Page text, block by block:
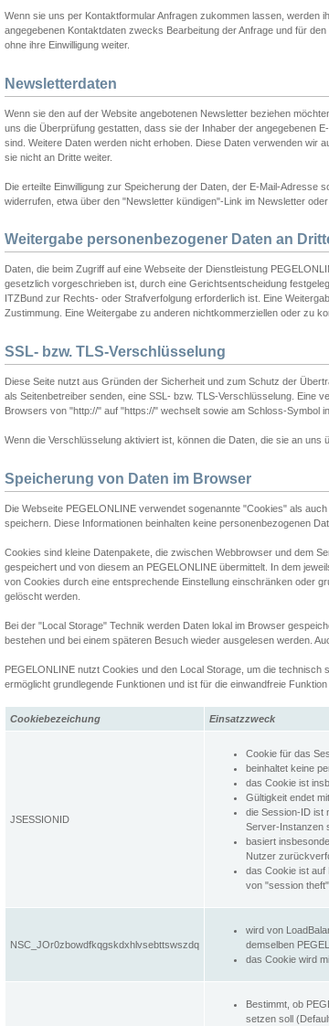
Wenn sie uns per Kontaktformular Anfragen zukommen lassen, werden
angegebenen Kontaktdaten zwecks Bearbeitung der Anfrage und für
ohne ihre Einwilligung weiter.
Newsletterdaten
Wenn sie den auf der Website angebotenen Newsletter beziehen
uns die Überprüfung gestatten, dass sie der Inhaber der angegebenen
sind. Weitere Daten werden nicht erhoben. Diese Daten verwenden wir
sie nicht an Dritte weiter.
Die erteilte Einwilligung zur Speicherung der Daten, der E-Mail-
widerrufen, etwa über den "Newsletter kündigen"-Link im Newsletter oder
Weitergabe personenbezogener Daten an
Daten, die beim Zugriff auf eine Webseite der Dienstleistung
gesetzlich vorgeschrieben ist, durch eine Gerichtsentscheidung
ITZBund zur Rechts- oder Strafverfolgung erforderlich ist. Eine
Zustimmung. Eine Weitergabe zu anderen nichtkommerziellen oder zu
SSL- bzw. TLS-Verschlüsselung
Diese Seite nutzt aus Gründen der Sicherheit und zum Schutz der
als Seitenbetreiber senden, eine SSL- bzw. TLS-Verschlüsselung. Eine
Browsers von "http://" auf "https://" wechselt sowie am Schloss-Symbol
Wenn die Verschlüsselung aktiviert ist, können die Daten, die sie an uns
Speicherung von Daten im Browser
Die Webseite PEGELONLINE verwendet sogenannte "Cookies" als
speichern. Diese Informationen beinhalten keine personenbezogenen
Cookies sind kleine Datenpakete, die zwischen Webbrowser und dem
gespeichert und von diesem an PEGELONLINE übermittelt. In dem
von Cookies durch eine entsprechende Einstellung einschränken oder
gelöscht werden.
Bei der "Local Storage" Technik werden Daten lokal im Browser
bestehen und bei einem späteren Besuch wieder ausgelesen werden.
PEGELONLINE nutzt Cookies und den Local Storage, um die
ermöglicht grundlegende Funktionen und ist für die einwandfreie
Cookiebezeichung Einsatzzweck
JSESSIONID
Cookie für das
beinhaltet keine
das Cookie ist
Gültigkeit endet
die Session-ID ist
Server-Instanzen
basiert
Nutzer
das Cookie ist auf
von "session
NSC_JOr0zbowdfkqgskdxhlvsebttswszdq
wird von
demselben
das Cookie wird
Bestimmt, ob
setzen soll